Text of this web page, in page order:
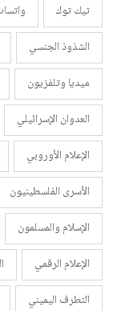
تيك توك
الشذوذ الجنسي
ميديا وتلفزيون
العدوان الإسرائيلي
الإعلام الأوروبي
الأسرى الفلسطينيون
الإسلام والمسلمون
الإعلام الرقمي
التطرف اليميني